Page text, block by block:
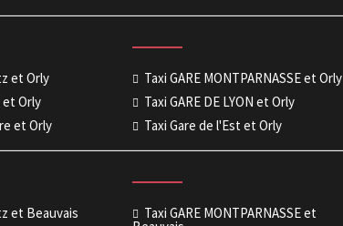
et Orly
et Orly
et Orly
Taxi GARE MONTPARNASSE et Orly
Taxi GARE DE LYON et Orly
Taxi Gare de l'Est et Orly
et Beauvais Taxi GARE MONTPARNASSE et